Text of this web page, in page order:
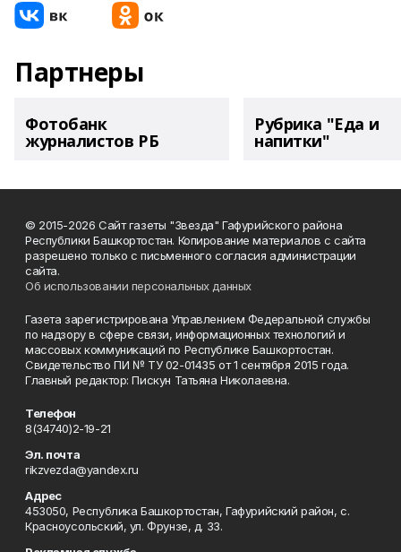
Партнеры
Фотобанк
журналистов РБ
Рубрика "Еда и
напитки"
© 2015-2026 Сайт газеты "Звезда" Гафурийского района
Республики Башкортостан. Копирование материалов с сайта
разрешено только с письменного согласия администрации
сайта.
Об использовании персональных данных
Газета зарегистрирована Управлением Федеральной службы
по надзору в сфере связи, информационных технологий и
массовых коммуникаций по Республике Башкортостан.
Свидетельство ПИ № ТУ 02-01435 от 1 сентября 2015 года.
Главный редактор: Пискун Татьяна Николаевна.
Телефон
8(34740)2-19-21
Эл. почта
rikzvezda@yandex.ru
Адрес
453050, Республика Башкортостан, Гафурийский район, с.
Красноусольский, ул. Фрунзе, д. 33.